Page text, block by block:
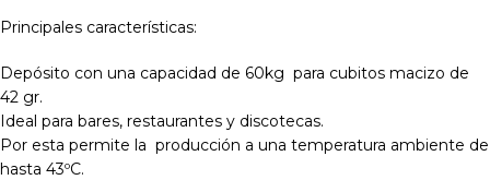
Principales características:
Depósito con una capacidad de 60kg para cubitos macizo de
42 gr.
Ideal para bares, restaurantes y discotecas.
Por esta permite la producción a una temperatura ambiente de
hasta 43ºC.